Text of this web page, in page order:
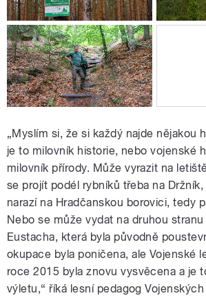
„Myslím si, že si každý najde nějakou
je to milovník historie, nebo vojenské
milovník přírody. Může vyrazit na
se projít podél rybníků třeba na
narazí na Hradčanskou borovici, tedy
Nebo se může vydat na druhou
Eustacha, která byla původně
okupace byla poničena, ale Vojenské
roce 2015 byla znovu vysvěcena a je
výletu,“ říká lesní pedagog